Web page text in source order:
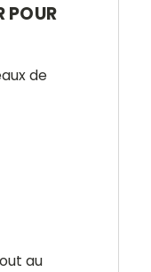
POUR
de
au